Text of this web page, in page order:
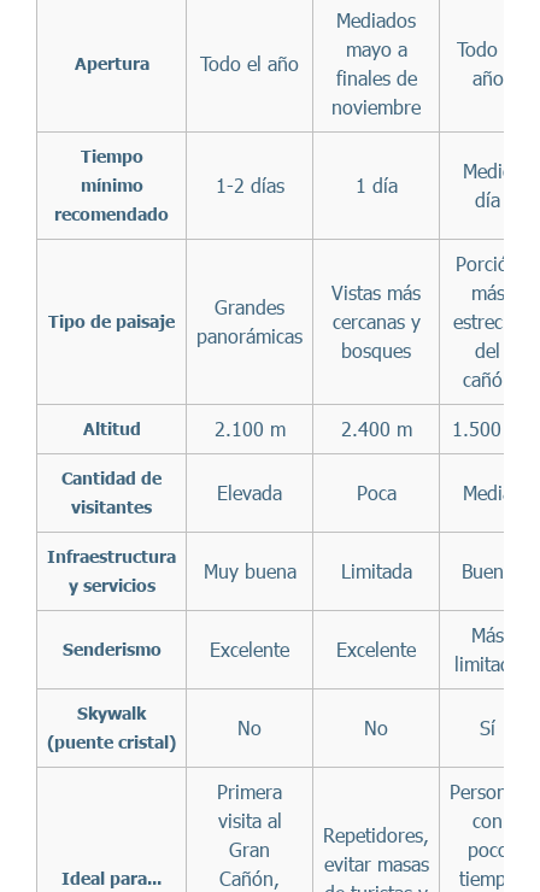
Apertura Todo el año
Mediados
mayo a
finales de
noviembre
Todo el
año
Tiempo
mínimo
recomendado
1-2 días 1 día
Medio
día
Tipo de paisaje
Grandes
panorámicas
Vistas más
cercanas y
bosques
Porción
más
estrecha
del
cañón
Altitud 2.100 m 2.400 m 1.500 m
Cantidad de
visitantes
Elevada Poca Media
Infraestructura
y servicios
Muy buena Limitada Buena
Senderismo Excelente Excelente
Más
limitado
Skywalk
(puente cristal)
No No Sí
Ideal para...
Primera
visita al
Gran
Cañón,
Repetidores,
evitar masas
Personas
con
poco
tiempo